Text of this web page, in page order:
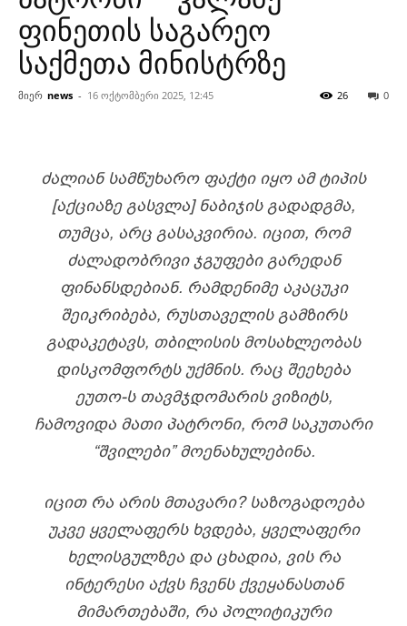
ფინეთის საგარეო
საქმეთა მინისტრზე
მიერ news - 16 ოქტომბერი 2025, 12:45 0
26
ᲫᲐᲚᲘᲐᲜ ᲡᲐᲛᲬᲣᲮᲐᲠᲝ ᲤᲐᲥᲢᲘ ᲘᲧᲝ ᲐᲛ ᲢᲘᲞᲘᲡ
[ᲐᲥᲪᲘᲐᲖᲔ ᲒᲐᲡᲕᲚᲐ] ᲜᲐᲑᲘᲯᲘᲡ ᲒᲐᲓᲐᲓᲒᲛᲐ,
ᲗᲣᲛᲪᲐ, ᲐᲠᲪ ᲒᲐᲡᲐᲙᲕᲘᲠᲘᲐ. ᲘᲪᲘᲗ, ᲠᲝᲛ
ᲫᲐᲚᲐᲓᲝᲑᲠᲘᲕᲘ ᲯᲒᲣᲤᲔᲑᲘ ᲒᲐᲠᲔᲓᲐᲜ
ᲤᲘᲜᲐᲜᲡᲓᲔᲑᲘᲐᲜ. ᲠᲐᲛᲓᲔᲜᲘᲛᲔ ᲐᲙᲐᲪᲣᲙᲘ
ᲨᲔᲘᲙᲠᲘᲑᲔᲑᲐ, ᲠᲣᲡᲗᲐᲕᲔᲚᲘᲡ ᲒᲐᲛᲖᲘᲠᲡ
ᲒᲐᲓᲐᲙᲔᲢᲐᲕᲡ, ᲗᲑᲘᲚᲘᲡᲘᲡ ᲛᲝᲡᲐᲮᲚᲔᲝᲑᲐᲡ
ᲓᲘᲡᲙᲝᲛᲤᲝᲠᲢᲡ ᲣᲥᲛᲜᲘᲡ. ᲠᲐᲪ ᲨᲔᲔᲮᲔᲑᲐ
ᲔᲣᲗᲝ-Ს ᲗᲐᲕᲛᲯᲓᲝᲛᲐᲠᲘᲡ ᲕᲘᲖᲘᲢᲡ,
ᲩᲐᲛᲝᲕᲘᲓᲐ ᲛᲐᲗᲘ ᲞᲐᲢᲠᲝᲜᲘ, ᲠᲝᲛ ᲡᲐᲙᲣᲗᲐᲠᲘ
“ᲨᲕᲘᲚᲔᲑᲘ” ᲛᲝᲔᲜᲐᲮᲣᲚᲔᲑᲘᲜᲐ.
ᲘᲪᲘᲗ ᲠᲐ ᲐᲠᲘᲡ ᲛᲗᲐᲕᲐᲠᲘ? ᲡᲐᲖᲝᲒᲐᲓᲝᲔᲑᲐ
ᲣᲙᲕᲔ ᲧᲕᲔᲚᲐᲤᲔᲠᲡ ᲮᲕᲓᲔᲑᲐ, ᲧᲕᲔᲚᲐᲤᲔᲠᲘ
ᲮᲔᲚᲘᲡᲒᲣᲚᲖᲔᲐ ᲓᲐ ᲪᲮᲐᲓᲘᲐ, ᲕᲘᲡ ᲠᲐ
ᲘᲜᲢᲔᲠᲔᲡᲘ ᲐᲥᲕᲡ ᲩᲕᲔᲜᲡ ᲥᲕᲔᲧᲐᲜᲐᲡᲗᲐᲜ
ᲛᲘᲛᲐᲠᲗᲔᲑᲐᲨᲘ, ᲠᲐ ᲞᲝᲚᲘᲢᲘᲙᲣᲠᲘ